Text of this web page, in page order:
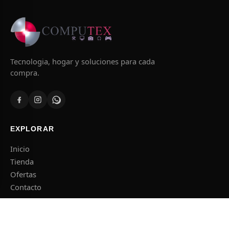
Tecnologia, hogar y soluciones para cada
compra.
EXPLORAR
Inicio
Tienda
Ofertas
Contacto